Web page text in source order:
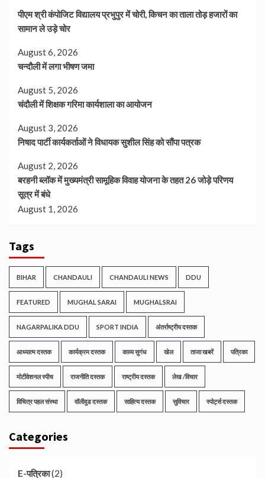
पीएम श्री कंपोजिट विद्यालय प्रभुपुर में चोरी, किचन का ताला तोड़ हजारों का
सामान ले उड़े चोर
August 6, 2026
चन्दौली में लगा भीषण जमा
August 5, 2026
चंदौली में शिक्षक गरिमा कार्यशाला का आयोजन
August 3, 2026
निषाद पार्टी कार्यकर्ताओं ने विधायक सुशील सिंह को सौंपा पत्रक
August 2, 2026
बरहनी ब्लॉक में मुख्यमंत्री सामूहिक विवाह योजना के तहत 26 जोड़े परिणय
सूत्र में बंधे
August 1, 2026
Tags
BIHAR CHANDAULI CHANDAULI NEWS DDU
FEATURED MUGHAL SARAI MUGHALSRAI
NAGARPALIKA DDU SPORT INDIA अंतर्राष्ट्रीय दस्तक
आध्यात्म दस्तक कार्यक्रम दस्तक काव्य सुगंध खेल ताजा खबरें पत्रिका
मोटीवेशनल स्पीच राजनीति दस्तक राष्ट्रीय दस्तक लेख /विचार
विचित्र पहल संस्था वॉलीवुड दस्तक साहित्य दस्तक सुविचार स्पोर्ट्स दस्तक
Categories
E-पत्रिका(2)